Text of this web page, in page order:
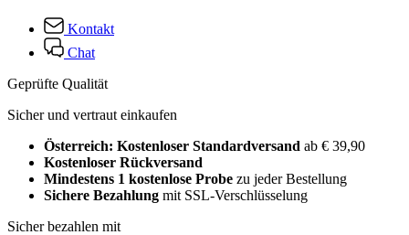
Kontakt
Chat
Geprüfte Qualität
Sicher und vertraut einkaufen
Österreich: Kostenloser Standardversand ab € 39,90
Kostenloser Rückversand
Mindestens 1 kostenlose Probe zu jeder Bestellung
Sichere Bezahlung mit SSL-Verschlüsselung
Sicher bezahlen mit